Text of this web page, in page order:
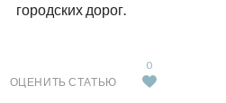
городских дорог.
ОЦЕНИТЬ СТАТЬЮ
0